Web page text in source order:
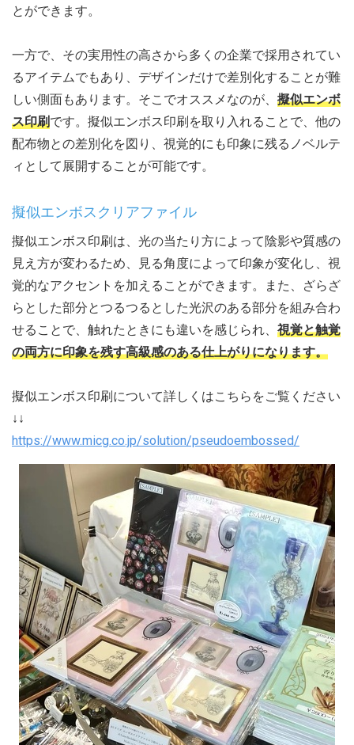
とができます。
一方で、その実用性の高さから多くの企業で採用されてい
るアイテムでもあり、デザインだけで差別化することが難
しい側面もあります。そこでオススメなのが、 擬似エンボ
ス印刷です。擬似エンボス印刷を取り入れることで、他の
配布物との差別化を図り、視覚的にも印象に残るノベルテ
ィとして展開することが可能です。
擬似エンボスクリアファイル
擬似エンボス印刷は、光の当たり方によって陰影や質感の
見え方が変わるため、見る角度によって印象が変化し、視
覚的なアクセントを加えることができます。また、ざらざ
らとした部分とつるつるとした光沢のある部分を組み合わ
せることで、触れたときにも違いを感じられ、 視覚と触覚
の両方に印象を残す高級感のある仕上がりになります。
擬似エンボス印刷について詳しくはこちらをご覧ください
↓↓
https://www.micg.co.jp/solution/pseudoembossed/